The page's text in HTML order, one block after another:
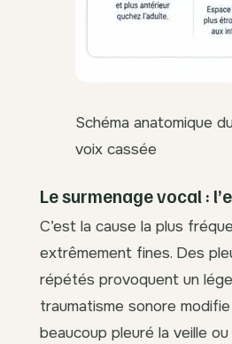
Schéma anatomique
voix cassée
Le surmenage vocal :
C’est la cause la plus
extrêmement fines. Des
répétés provoquent un
traumatisme sonore
beaucoup pleuré la veille